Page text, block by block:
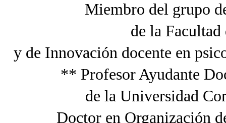
Miembro del grupo
de la
y de Innovación docente en
** Profesor Ayudante
de la Universidad
Doctor en Organización